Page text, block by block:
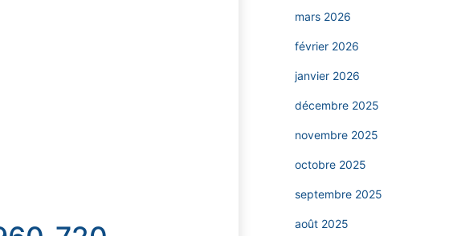
mars 2026
février 2026
janvier 2026
décembre 2025
novembre 2025
octobre 2025
septembre 2025
août 2025